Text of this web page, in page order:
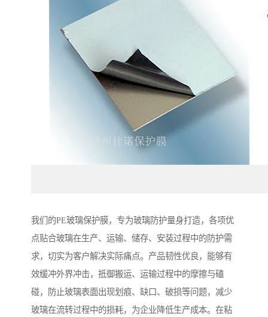
我们的PE玻璃保护膜，专为玻璃防护量身打造，各项优
点贴合玻璃在生产、运输、储存、安装过程中的防护需
求，切实为客户解决实际痛点。产品韧性优良，能够有
效缓冲外界冲击，抵御搬运、运输过程中的摩擦与磕
碰，防止玻璃表面出现划痕、缺口、破损等问题，减少
玻璃在流转过程中的损耗，为企业降低生产成本。在粘